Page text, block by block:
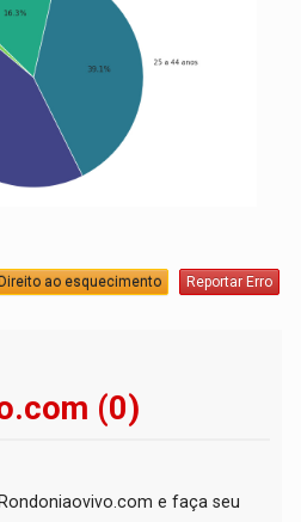
Direito ao esquecimento Reportar Erro
(0)
e faça seu